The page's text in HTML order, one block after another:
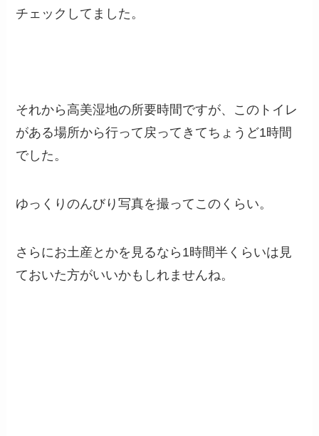
チェックしてました。
それから高美湿地の所要時間ですが、このトイレ
がある場所から行って戻ってきてちょうど1時間
でした。
ゆっくりのんびり写真を撮ってこのくらい。
さらにお土産とかを見るなら1時間半くらいは見
ておいた方がいいかもしれませんね。